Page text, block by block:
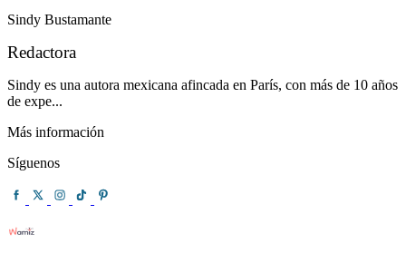
Sindy Bustamante
Redactora
Sindy es una autora mexicana afincada en París, con más de 10 años
de expe...
Más información
Síguenos